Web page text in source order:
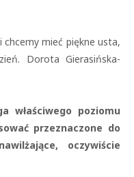
mieć piękne usta,
Dorota Gierasińska-
właściwego poziomu
przeznaczone do
oczywiście